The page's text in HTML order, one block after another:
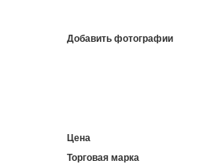
Добавить фотографии
Цена
Торговая марка